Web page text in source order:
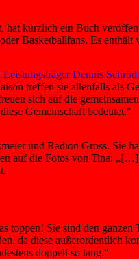
kürzlich ein Buch
Basketballfans. Es enthält
Dennis
treffen sie allenfalls als
sich auf die
Gemeinschaft bedeutet.“
und Radion Gross. Sie
auf die Fotos von Tina:
Sie sind den ganzen
da diese außerordentlich
doppelt so lang.“